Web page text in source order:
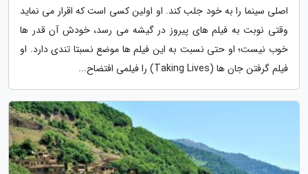
اصلی سینما را به خود جلب کند. او اولین کسی است که اقرار می نماید
وقتی نوبت به فیلم های پیروز در گیشه می رسد، خودش آن قدر ها
خوب نیست؛ او حتی نسبت به این فیلم ها موضع نسبتا تندی دارد. او
فیلم گرفتن جان ها (Taking Lives) را فیلمی افتضاح...